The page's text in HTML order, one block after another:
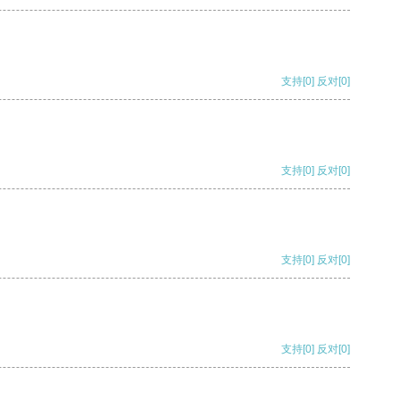
支持[0] 反对[0]
支持[0] 反对[0]
支持[0] 反对[0]
支持[0] 反对[0]